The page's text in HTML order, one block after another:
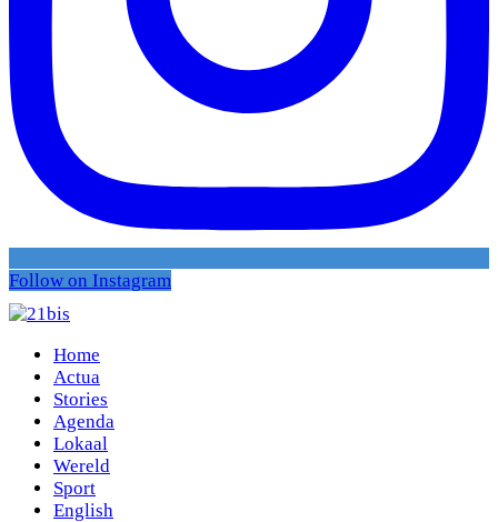
Follow on Instagram
Home
Actua
Stories
Agenda
Lokaal
Wereld
Sport
English